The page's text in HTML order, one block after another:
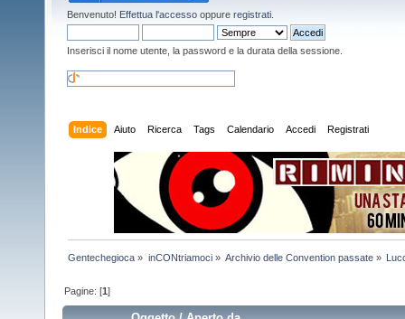
Benvenuto! Effettua l'accesso oppure registrati
Inserisci il nome utente, la password e la durata della sessione.
Indice Aiuto Ricerca Tags Calendario Accedi Registrati
Gentechegioca » inCONtriamoci» Archivio delle Convention passate»
Pagine: [1]